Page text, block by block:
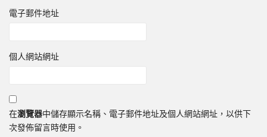
電子郵件地址
個人網站網址
在瀏覽器中儲存顯示名稱、電子郵件地址及個人網站網址，以供下
次發佈留言時使用。